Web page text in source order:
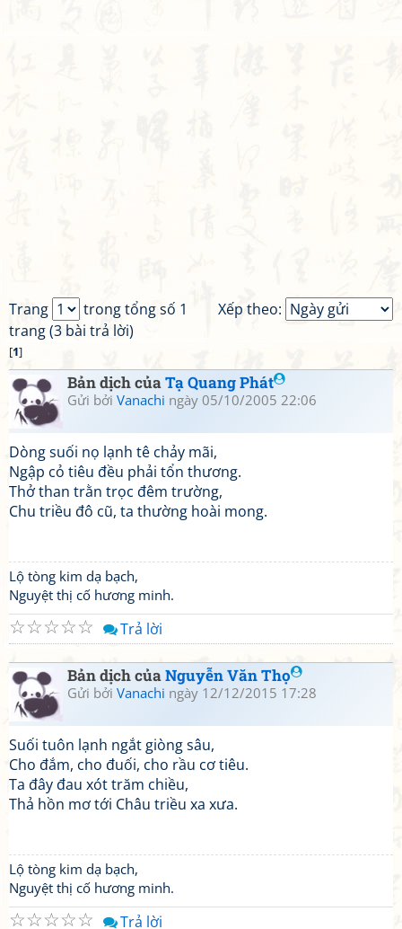
Xếp theo:
Trang
trong tổng số 1
trang (3 bài trả lời)
[1]
Bản dịch củaTạ Quang Phát
Gửi bởi Vanachi ngày 05/10/2005 22:06
Dòng suối nọ lạnh tê chảy mãi,
Ngập cỏ tiêu đều phải tổn thương.
Thở than trằn trọc đêm trường,
Chu triều đô cũ, ta thường hoài mong.
Lộ tòng kim dạ bạch,
Nguyệt thị cố hương minh.
☆
☆
☆
☆
☆ Trả lời
Bản dịch củaNguyễn Văn Thọ
Gửi bởi Vanachi ngày 12/12/2015 17:28
Suối tuôn lạnh ngắt giòng sâu,
Cho đắm, cho đuối, cho rầu cơ tiêu.
Ta đây đau xót trăm chiều,
Thả hồn mơ tới Châu triều xa xưa.
Lộ tòng kim dạ bạch,
Nguyệt thị cố hương minh.
☆
☆
☆
☆
☆ Trả lời